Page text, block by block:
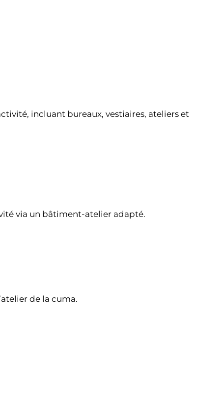
incluant bureaux, vestiaires, ateliers et
via un bâtiment-atelier adapté.
de la cuma.